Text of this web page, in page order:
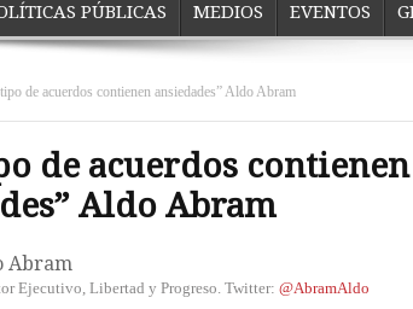
PÚBLICAS MEDIOS EVENTOS
de acuerdos contienen ansiedades” Aldo Abram
de acuerdos contienen
Aldo Abram
Abram
Ejecutivo, Libertad y Progreso. Twitter: @AbramAldo